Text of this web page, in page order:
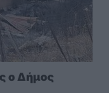
ο Δήμος